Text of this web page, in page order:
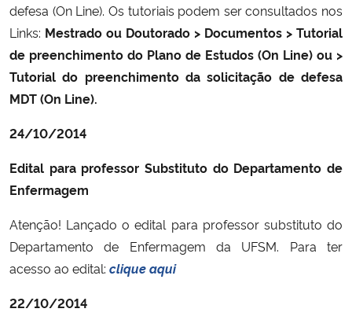
defesa (On Line). Os tutoriais podem ser consultados nos
Links: Mestrado ou Doutorado > Documentos > Tutorial
de preenchimento do Plano de Estudos (On Line) ou >
Tutorial do preenchimento da solicitação de defesa
MDT (On Line).
24/10/2014
Edital para professor Substituto do Departamento de
Enfermagem
Atenção! Lançado o edital para professor substituto do
Departamento de Enfermagem da UFSM. Para ter
acesso ao edital: clique aqui
22/10/2014